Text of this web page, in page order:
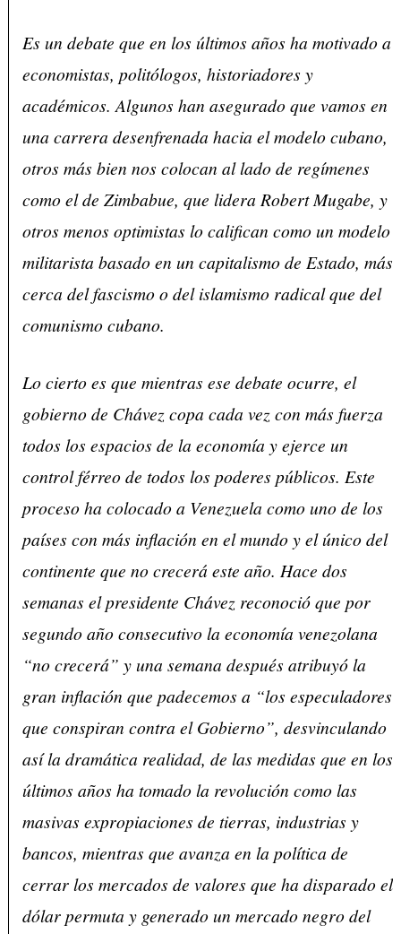
Es un debate que en los últimos años ha motivado a
economistas, politólogos, historiadores y
académicos. Algunos han asegurado que vamos en
una carrera desenfrenada hacia el modelo cubano,
otros más bien nos colocan al lado de regímenes
como el de Zimbabue, que lidera Robert Mugabe, y
otros menos optimistas lo califican como un modelo
militarista basado en un capitalismo de Estado, más
cerca del fascismo o del islamismo radical que del
comunismo cubano.
Lo cierto es que mientras ese debate ocurre, el
gobierno de Chávez copa cada vez con más fuerza
todos los espacios de la economía y ejerce un
control férreo de todos los poderes públicos. Este
proceso ha colocado a Venezuela como uno de los
países con más inflación en el mundo y el único del
continente que no crecerá este año. Hace dos
semanas el presidente Chávez reconoció que por
segundo año consecutivo la economía venezolana
“no crecerá” y una semana después atribuyó la
gran inflación que padecemos a “los especuladores
que conspiran contra el Gobierno”, desvinculando
así la dramática realidad, de las medidas que en los
últimos años ha tomado la revolución como las
masivas expropiaciones de tierras, industrias y
bancos, mientras que avanza en la política de
cerrar los mercados de valores que ha disparado el
dólar permuta y generado un mercado negro del